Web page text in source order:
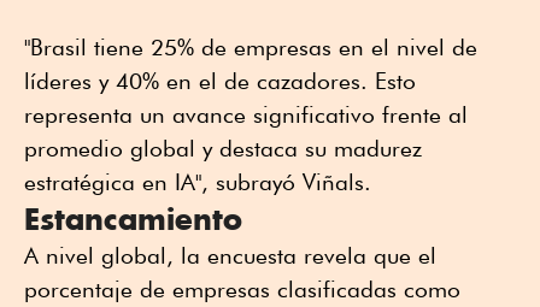
"Brasil tiene 25% de empresas en el nivel de
líderes y 40% en el de cazadores. Esto
representa un avance significativo frente al
promedio global y destaca su madurez
estratégica en IA", subrayó Viñals.
Estancamiento
A nivel global, la encuesta revela que el
porcentaje de empresas clasificadas como